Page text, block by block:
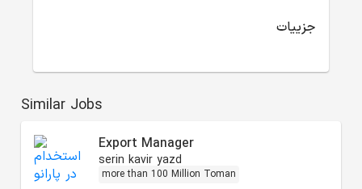
جزییات
Similar Jobs
Export Manager
serin kavir yazd
more than 100 Million Toman